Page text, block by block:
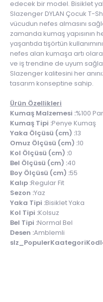
edecek bir model. Bisiklet
Slazenger DYLAN Çocuk T-
vücudun nefes almasını
zamanda kumaş yapısının
yaşantıda tişörtün
nefes alan kumaşa artı
ve iş trendine de uyum
Slazenger kalitesini her
tasarım konseptine sahip.
Ürün Özellikleri
Kumaş Malzemesi :%100
Kumaş Tipi :Penye Kumaş
Yaka Ölçüsü (cm) :13
Omuz Ölçüsü (cm) :10
Kol Ölçüsü (cm) :0
Bel Ölçüsü (cm) :40
Boy Ölçüsü (cm) :55
Kalıp :Regular Fit
Sezon :Yaz
Yaka Tipi :Bisiklet Yaka
Kol Tipi :Kolsuz
Bel Tipi :Normal Bel
Desen :Amblemli